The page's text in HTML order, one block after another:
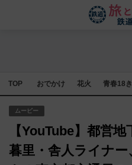
TOP おでかけ 花火 青春18
ムービー
【YouTube】都営
暮里・舎人ライナ